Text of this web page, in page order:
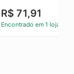
R$ 71,91
Encontrado em 1 loja